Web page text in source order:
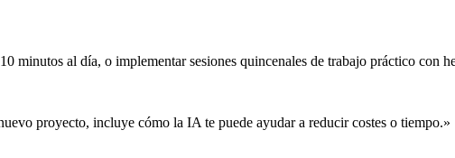
minutos al día, o implementar sesiones quincenales de trabajo práctico con
proyecto, incluye cómo la IA te puede ayudar a reducir costes o tiempo.»